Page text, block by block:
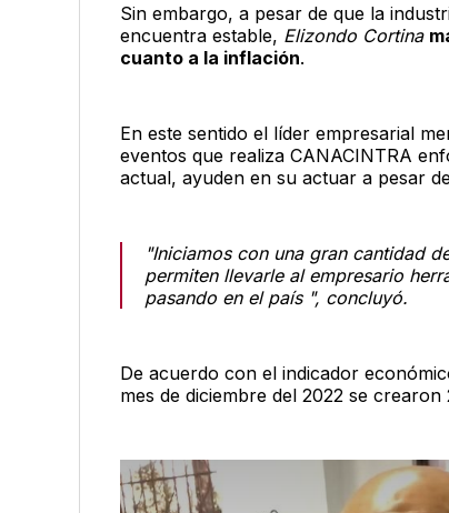
Sin embargo, a pesar de que la
encuentra estable, Elizondo Cortina
cuanto a la inflación.
En este sentido el líder empresarial
eventos que realiza CANACINTRA
actual, ayuden en su actuar a pesar
"Iniciamos con una gran cantidad
permiten llevarle al empresario
pasando en el país ", concluyó.
De acuerdo con el indicador
mes de diciembre del 2022 se